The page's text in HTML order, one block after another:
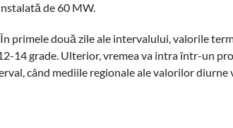
de 60 MW.
primele două zile ale intervalului, valorile
14 grade. Ulterior, vremea va intra într-un
când mediile regionale ale valorilor diurne